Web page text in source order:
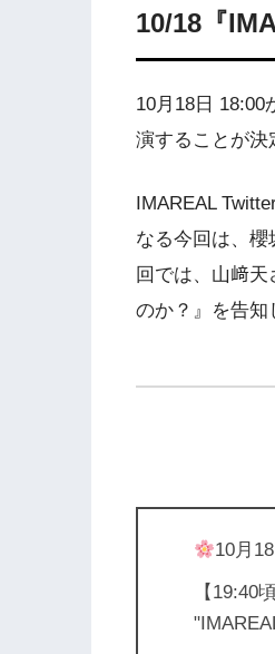
10/18『
10月18日 18:00
演することが決
IMAREAL
なる今回は、櫻
回では、山﨑
のか？』を告知
10月
【19:40